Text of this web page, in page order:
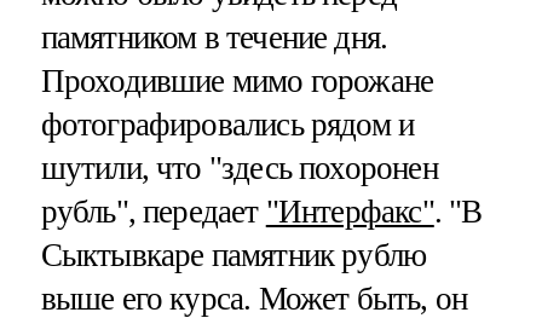
памятником в течение дня.
Проходившие мимо горожане
фотографировались рядом и
шутили, что "здесь похоронен
рубль", передает "Интерфакс". "В
Сыктывкаре памятник рублю
выше его курса. Может быть, он